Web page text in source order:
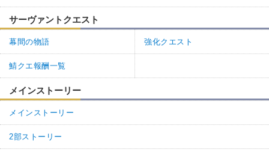
サーヴァントクエスト
幕間の物語 強化クエスト
鯖クエ報酬一覧
メインストーリー
メインストーリー
2部ストーリー